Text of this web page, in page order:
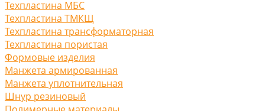
Техпластина МБС
Техпластина ТМКЩ
Техпластина трансформаторная
Техпластина пористая
Формовые изделия
Манжета армированная
Манжета уплотнительная
Шнур резиновый